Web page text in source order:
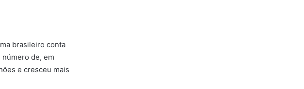
brasileiro conta
de, em
e cresceu mais